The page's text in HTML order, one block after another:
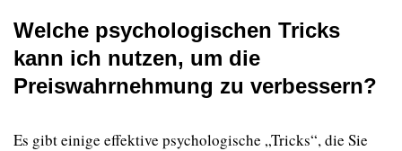
Welche psychologischen Tricks
kann ich nutzen, um die
Preiswahrnehmung zu verbessern?
Es gibt einige effektive psychologische „Tricks“, die Sie